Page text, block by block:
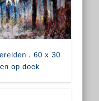
. 60 x 30
op doek